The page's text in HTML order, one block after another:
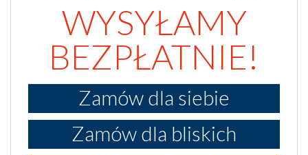
WYSYŁAMY
BEZPŁATNIE!
Zamów dla siebie
Zamów dla bliskich